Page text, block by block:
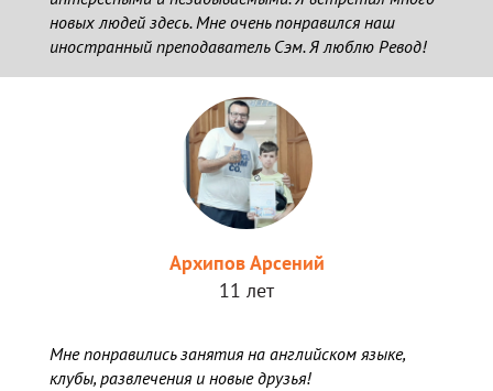
новых людей здесь. Мне очень понравился наш
иностранный преподаватель Сэм. Я люблю Ревод!
Архипов Арсений
11 лет
Мне понравились занятия на английском языке,
клубы, развлечения и новые друзья!